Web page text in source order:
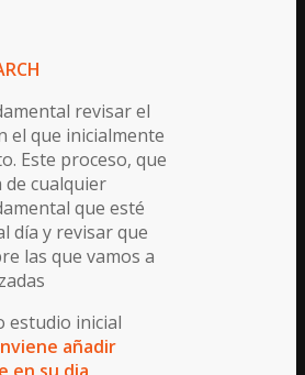
revisar el
el que inicialmente
Este proceso, que
cualquier
que esté
día y revisar que
las que vamos a
estudio inicial
añadir